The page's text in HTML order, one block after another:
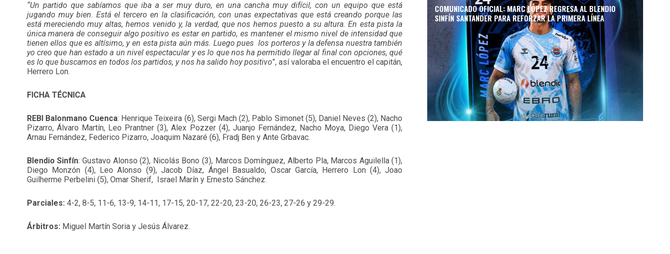
“Un partido que sabíamos que iba a ser muy duro, en una cancha muy difícil, con un equipo que está
jugando muy bien. Está el tercero en la clasificación, con unas expectativas que está creando porque las
está mereciendo muy altas, hemos venido y, la verdad, que nos hemos puesto a su altura. En esta pista la
única manera de conseguir algo positivo es estar en partido, es mantener el mismo nivel de intensidad que
tienen ellos que es altísimo, y en esta pista aún más. Luego pues los porteros y la defensa nuestra también
yo creo que han estado a un nivel espectacular y es lo que nos ha permitido llegar al final con opciones, qué
es lo que buscamos en todos los partidos, y nos ha salido hoy positivo”, así valoraba el encuentro el capitán,
Herrero Lon.
FICHA TÉCNICA
REBI Balonmano Cuenca: Henrique Teixeira (6), Sergi Mach (2), Pablo Simonet (5), Daniel Neves (2), Nacho
Pizarro, Álvaro Martín, Leo Prantner (3), Alex Pozzer (4), Juanjo Fernández, Nacho Moya, Diego Vera (1),
Arnau Fernández, Federico Pizarro, Joaquim Nazaré (6), Fradj Ben y Ante Grbavac.
Blendio Sinfín: Gustavo Alonso (2), Nicolás Bono (3), Marcos Domínguez, Alberto Pla, Marcos Aguilella (1),
Diego Monzón (4), Leo Alonso (9), Jacob Díaz, Ángel Basualdo, Oscar García, Herrero Lon (4), Joao
Guilherme Perbelini (5), Omar Sherif, Israel Marín y Ernesto Sánchez.
Parciales: 4-2, 8-5, 11-6, 13-9, 14-11, 17-15, 20-17, 22-20, 23-20, 26-23, 27-26 y 29-29.
Árbitros: Miguel Martín Soria y Jesús Álvarez.
COMUNICADO OFICIAL: MARC LÓPEZ REGRESA AL BLENDIO
SINFÍN SANTANDER PARA REFORZAR LA PRIMERA LÍNEA